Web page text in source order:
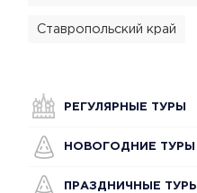
Ставропольский край
РЕГУЛЯРНЫЕ ТУРЫ
НОВОГОДНИЕ ТУРЫ
ПРАЗДНИЧНЫЕ ТУРЫ